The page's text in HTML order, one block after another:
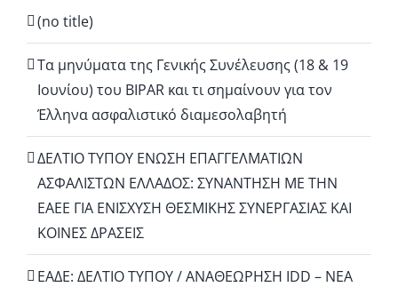
(no title)
Τα μηνύματα της Γενικής Συνέλευσης (18 & 19
Ιουνίου) του BIPAR και τι σημαίνουν για τον
Έλληνα ασφαλιστικό διαμεσολαβητή
ΔΕΛΤΙΟ ΤΥΠΟΥ ΕΝΩΣΗ ΕΠΑΓΓΕΛΜΑΤΙΩΝ
ΑΣΦΑΛΙΣΤΩΝ ΕΛΛΑΔΟΣ: ΣΥΝΑΝΤΗΣΗ ΜΕ ΤΗΝ
ΕΑΕΕ ΓΙΑ ΕΝΙΣΧΥΣΗ ΘΕΣΜΙΚΗΣ ΣΥΝΕΡΓΑΣΙΑΣ ΚΑΙ
ΚΟΙΝΕΣ ΔΡΑΣΕΙΣ
EΑΔΕ: ΔΕΛΤΙΟ ΤΥΠΟΥ / ΑΝΑΘΕΩΡΗΣΗ IDD – ΝΕΑ